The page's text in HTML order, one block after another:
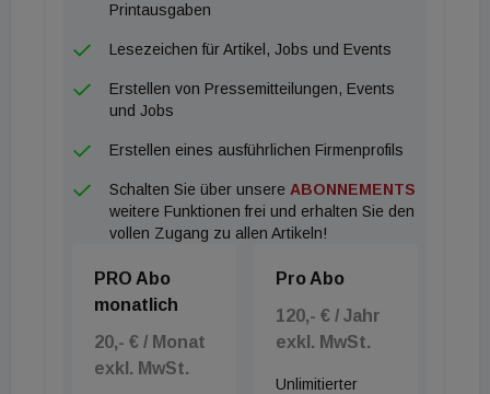
wird sich auf insgesamt rund 250,0 Mio. Euro
belaufen. Das STOP SHOP Portfolio der
(Bestandsimmobilien) mit einer vermietbaren Fläche
STOP SHOPs), Slowenien (14), Ungarn (14),
Serbien (14), Österreich (13), Tschechien (12),
Polen (10), Kroatien (4), Italien (1) und Rumänien
Printausgaben
Lesezeichen für Artikel, Jobs und Events
Erstellen von Pressemitteilungen, Events
und Jobs
Erstellen eines ausführlichen Firmenprofils
Schalten Sie über unsere ABONNEMENTS
weitere Funktionen frei und erhalten Sie den
vollen Zugang zu allen Artikeln!
PRO Abo
monatlich
20,- € / Monat
exkl. MwSt.
Pro Abo
120,- € / Jahr
exkl. MwSt.
Unlimitierter